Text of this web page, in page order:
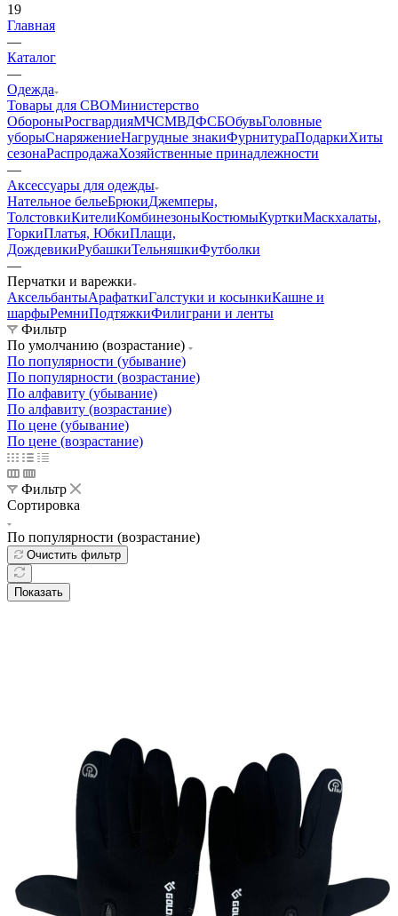
19
Главная
—
Каталог
—
Одежда
Товары для СВОМинистерство
ОбороныРосгвардияМЧСМВДФСБОбувьГоловные
уборыСнаряжениеНагрудные знакиФурнитураПодаркиХиты
сезонаРаспродажаХозяйственные принадлежности
—
Аксессуары для одежды
Нательное бельеБрюкиДжемперы,
ТолстовкиКителиКомбинезоныКостюмыКурткиМаскхалаты,
ГоркиПлатья, ЮбкиПлащи,
ДождевикиРубашкиТельняшкиФутболки
—
Перчатки и варежки
АксельбантыАрафаткиГалстуки и косынкиКашне и
шарфыРемниПодтяжкиФилиграни и ленты
Фильтр
По умолчанию (возрастание)
По популярности (убывание)
По популярности (возрастание)
По алфавиту (убывание)
По алфавиту (возрастание)
По цене (убывание)
По цене (возрастание)
Фильтр
Сортировка
По популярности (возрастание)
Очистить фильтр
Показать